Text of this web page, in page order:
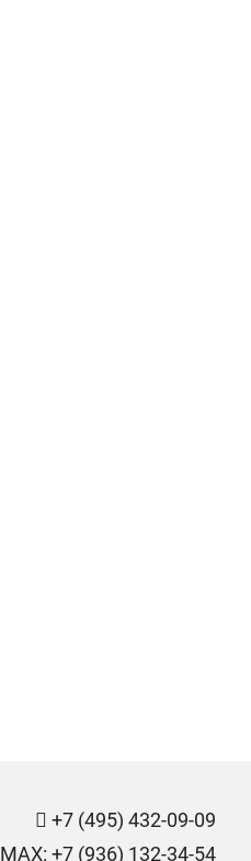
+7 (495) 432-09-09
MAX: +7 (936) 132-34-54